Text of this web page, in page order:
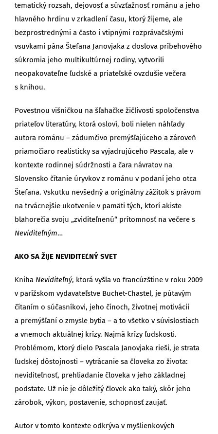
tematický rozsah, dejovosť a súvzťažnosť románu a jeho
hlavného hrdinu v zrkadlení času, ktorý žijeme, ale
bezprostrednými a často i vtipnými rozprávačskými
vsuvkami pána Štefana Janovjaka z doslova príbehového
súkromia jeho multikultúrnej rodiny, vytvorili
neopakovateľne ľudské a priateľské ovzdušie večera
s knihou.
Povestnou višničkou na šľahačke žičlivosti spoločenstva
priateľov literatúry, ktorá osloví, boli nielen náhľady
autora románu – zádumčivo premýšľajúceho a zároveň
priamočiaro realisticky sa vyjadrujúceho Pascala, ale v
kontexte rodinnej súdržnosti a čara návratov na
Slovensko čítanie úryvkov z románu v podaní jeho otca
Štefana. Vskutku nevšedný a originálny zážitok s právom
na trvácnejšie ukotvenie v pamäti tých, ktorí akiste
blahorečia svoju „zviditeľnenú“ prítomnosť na večere s
Neviditeľným…
AKO SA ŽIJE NEVIDITEĽNÝ SVET
Kniha Neviditeľný, ktorá vyšla vo francúzštine v roku 2009
v parížskom vydavateľstve Buchet-Chastel, je pútavým
čítaním o súčasníkovi, jeho činoch, životnej motivácii
a premýšľaní o zmysle bytia – a to všetko v súvislostiach
a vnemoch aktuálnej krízy. Najmä krízy ľudskosti.
Problémom, ktorý dielo Pascala Janovjaka rieši, je strata
ľudskej dôstojnosti – vytrácanie sa človeka zo života:
neviditeľnosť, prehliadanie človeka v jeho základnej
podstate. Už nie je dôležitý človek ako taký, skôr jeho
zárobok, výkon, postavenie, schopnosť zaujať.
Autor v tomto kontexte odkrýva v myšlienkových